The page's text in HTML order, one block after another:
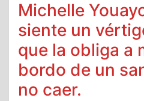
Michelle
siente un
que la obliga a
bordo de un
no caer.